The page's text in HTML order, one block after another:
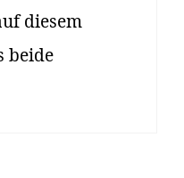
diesem
beide